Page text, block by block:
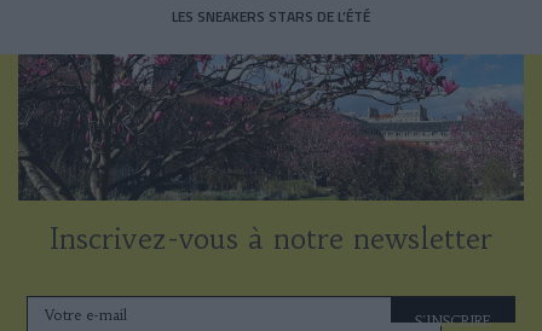
LES SNEAKERS STARS DE L’ÉTÉ
Inscrivez-vous à notre newsletter
S'INSCRIRE